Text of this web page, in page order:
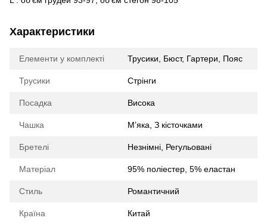
Характеристики
Елементи у комплекті Трусики, Бюст, Гартери, Пояс
Трусики Стрінги
Посадка Висока
Чашка Мʼяка, З кісточками
Бретелі Незнімні, Регульовані
Матеріал 95% поліестер, 5% еластан
Стиль Романтичний
Країна Китай